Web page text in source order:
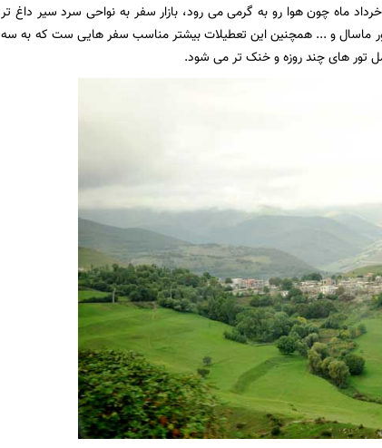
ماه چون هوا رو به گرمی می رود، بازار سفر به نواحی سرد سیر داغ تر
تور ماسال و ... همچنین این تعطیلات بیشتر مناسب سفر هایی ست که به سه
تور های چند روزه و خنک تر می شود.